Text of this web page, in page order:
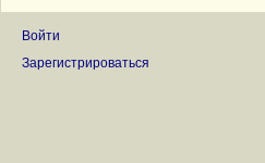
Войти
Зарегистрироваться